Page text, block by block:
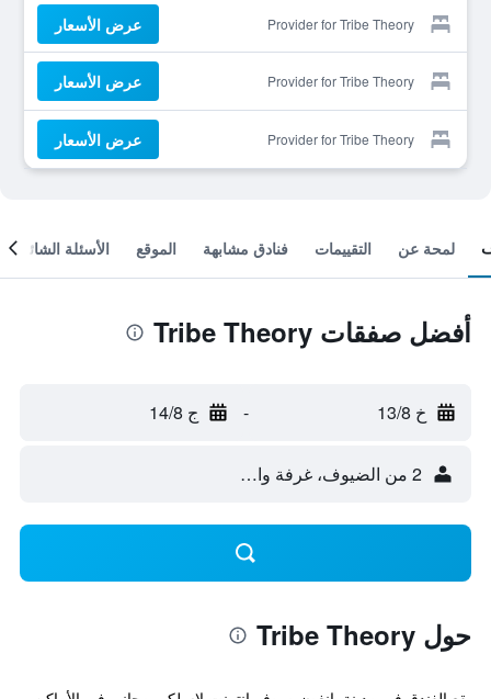
Provider for Tribe Theory عرض الأسعار
Provider for Tribe Theory عرض الأسعار
Provider for Tribe Theory عرض الأسعار
لمحة عن التقييمات فنادق مشابهة الموقع الأسئلة الشائعة
أفضل صفقات Tribe Theory
خ 13/8 - ج 14/8
2 من الضيوف، غرفة واحدة
حول Tribe Theory